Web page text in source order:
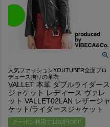
人気ファッションYOUTUBER全面プロ
デュース拘りの革衣
VALLET 本革 ダブルライダース
ジャケット レディース ヴァレ
ット VALLET02LAN レザージャ
ケット/ライダースジャケット
クーポン利用で1103円OFF